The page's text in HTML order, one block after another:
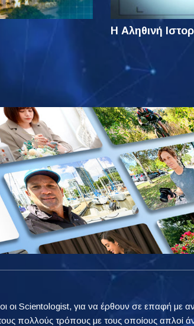
Η Αληθινή
οι Scientologist, για να έρθουν σε επαφή
πολλούς τρόπους με τους οποίους απλοί